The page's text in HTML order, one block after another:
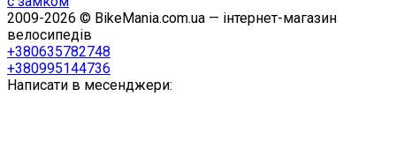
2009-2026 © BikeMania.com.ua — інтернет-магазин
велосипедів
+380635782748
+380995144736
Написати в месенджери: